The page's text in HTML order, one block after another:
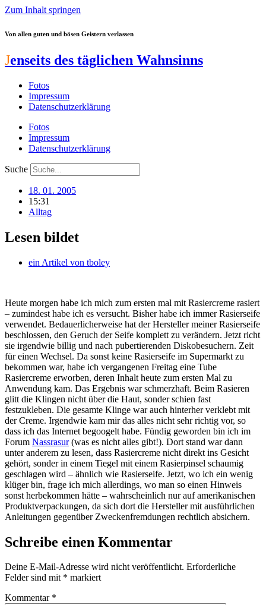
Zum Inhalt springen
Von allen guten und bösen Geistern verlassen
Jenseits des täglichen Wahnsinns
Fotos
Impressum
Datenschutzerklärung
Fotos
Impressum
Datenschutzerklärung
Suche
18. 01. 2005
15:31
Alltag
Lesen bildet
ein Artikel von tboley
Heute morgen habe ich mich zum ersten mal mit Rasiercreme rasiert
– zumindest habe ich es versucht. Bisher habe ich immer Rasierseife
verwendet. Bedauerlicherweise hat der Hersteller meiner Rasierseife
beschlossen, den Geruch der Seife komplett zu verändern. Jetzt richt
sie irgendwie billig und nach pubertierenden Diskobesuchern. Zeit
für einen Wechsel. Da sonst keine Rasierseife im Supermarkt zu
bekommen war, habe ich vergangenen Freitag eine Tube
Rasiercreme erworben, deren Inhalt heute zum ersten Mal zu
Anwendung kam. Das Ergebnis war schmerzhaft. Beim Rasieren
glitt die Klingen nicht über die Haut, sonder schien fast
festzukleben. Die gesamte Klinge war auch hinterher verklebt mit
der Creme. Irgendwie kam mir das alles nicht sehr richtig vor, so
dass ich das Internet begoogelt habe. Fündig geworden bin ich im
Forum Nassrasur(was es nicht alles gibt!). Dort stand war dann
unter anderem zu lesen, dass Rasiercreme nicht direkt ins Gesicht
gehört, sonder in einem Tiegel mit einem Rasierpinsel schaumig
geschlagen wird – ähnlich wie Rasierseife. Jetzt, wo ich ein wenig
klüger bin, frage ich mich allerdings, wo man so einen Hinweis
sonst herbekommen hätte – wahrscheinlich nur auf amerikanischen
Produktverpackungen, da sich dort die Hersteller mit ausführlichen
Anleitungen gegenüber Zweckenfremdungen rechtlich absichern.
Schreibe einen Kommentar
Deine E-Mail-Adresse wird nicht veröffentlicht. Erforderliche
Felder sind mit * markiert
Kommentar *